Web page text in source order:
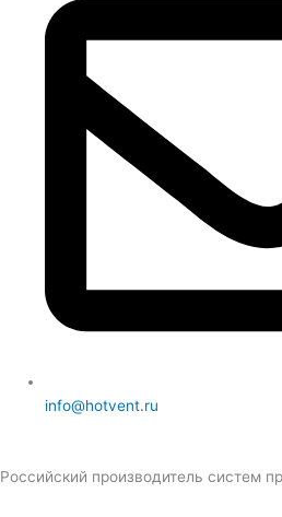
info@hotvent.ru
Российский производитель систем